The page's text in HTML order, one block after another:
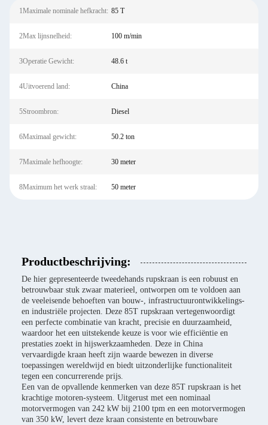
1Maximale nominale hefkracht: 85 T
2Max lijnsnelheid: 100 m/min
3Operatie Gewicht: 48.6 t
4Uitvoerend land: China
5Stroombron: Diesel
6Maximaal gewicht: 50.2 ton
7Maximale hefhoogte: 30 meter
8Maximum het werk straal: 50 meter
Productbeschrijving:
De hier gepresenteerde tweedehands rupskraan is een robuust en
betrouwbaar stuk zwaar materieel, ontworpen om te voldoen aan
de veeleisende behoeften van bouw-, infrastructuurontwikkelings-
en industriële projecten. Deze 85T rupskraan vertegenwoordigt
een perfecte combinatie van kracht, precisie en duurzaamheid,
waardoor het een uitstekende keuze is voor wie efficiëntie en
prestaties zoekt in hijswerkzaamheden. Deze in China
vervaardigde kraan heeft zijn waarde bewezen in diverse
toepassingen wereldwijd en biedt uitzonderlijke functionaliteit
tegen een concurrerende prijs.
Een van de opvallende kenmerken van deze 85T rupskraan is het
krachtige motoren-systeem. Uitgerust met een nominaal
motorvermogen van 242 kW bij 2100 tpm en een motorvermogen
van 350 kW, levert deze kraan consistente en betrouwbare